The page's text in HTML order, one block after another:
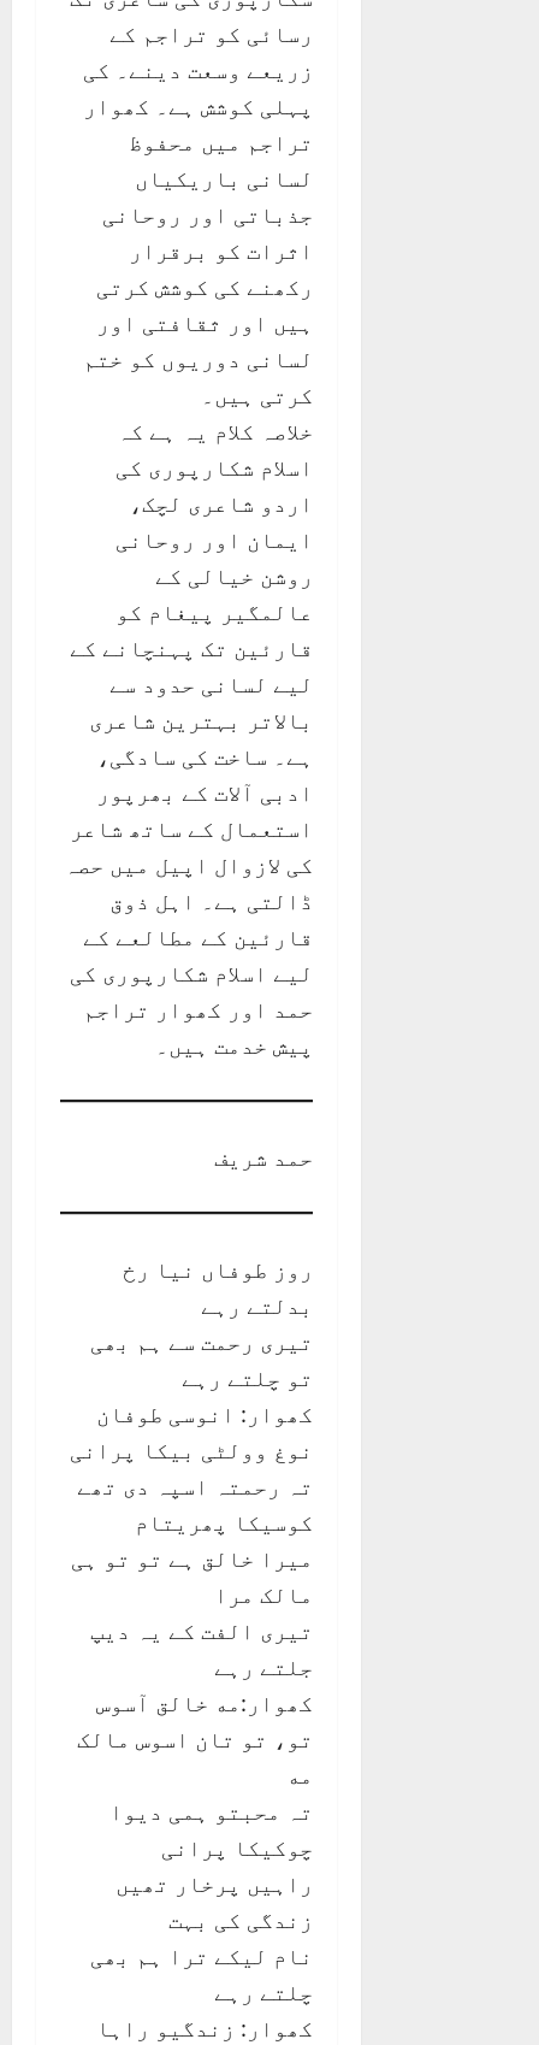
رسائی کو تراجم کے
زریعے وسعت دینے۔ کی
پہلی کوشش ہے۔ کھوار
تراجم میں محفوظ
لسانی باریکیاں
جذباتی اور روحانی
اثرات کو برقرار
رکھنے کی کوشش کرتی
ہیں اور ثقافتی اور
لسانی دوریوں کو ختم
کرتی ہیں۔
خلاصہ کلام یہ ہے کہ
اسلام شکارپوری کی
اردو شاعری لچک،
ایمان اور روحانی
روشن خیالی کے
عالمگیر پیغام کو
قارئین تک پہنچانے کے
لیے لسانی حدود سے
بالاتر بہترین شاعری
ہے۔ ساخت کی سادگی،
ادبی آلات کے بھرپور
استعمال کے ساتھ شاعر
کی لازوال اپیل میں حصہ
ڈالتی ہے۔ اہل ذوق
قارئین کے مطالعے کے
لیے اسلام شکارپوری کی
حمد اور کھوار تراجم
پیش خدمت ہیں۔
حمد شریف
روز طوفاں نیا رخ
بدلتے رہے
تیری رحمت سے ہم بھی
تو چلتے رہے
کھوار: انوسی طوفان
نوغ وولٹی بیکا پرانی
تہ رحمتہ اسپہ دی تھے
کوسیکا پھریتام
میرا خالق ہے تو تو ہی
مالک مرا
تیری الفت کے یہ دیپ
جلتے رہے
کھوار:مه خالق آسوس
تو، تو تان اسوس مالک
مه
تہ محبتو ہمی دیوا
چوکیکا پرانی
راہیں پرخار تھیں
زندگی کی بہت
نام لیکے ترا ہم بھی
چلتے رہے
کھوار: زندگیو راہا